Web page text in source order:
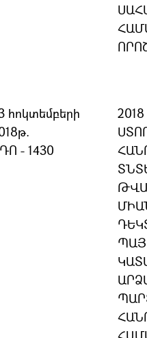
հոկտեմբերի
- 1430